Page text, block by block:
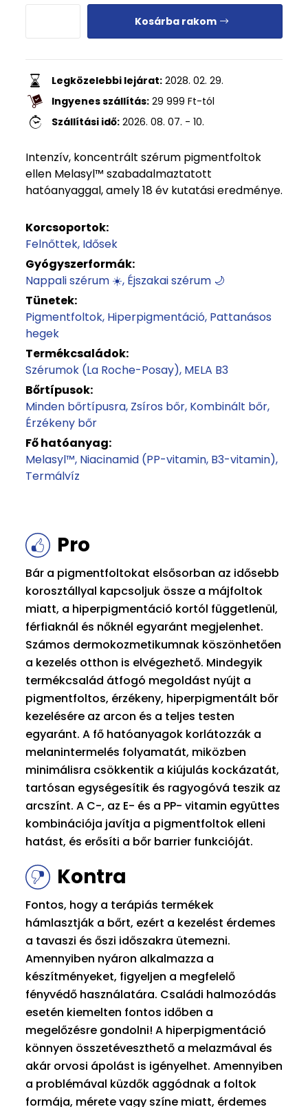
Kosárba rakom
Legközelebbi lejárat: 2028. 02. 29.
Ingyenes szállítás: 29 999 Ft-tól
Szállítási idő: 2026. 08. 07. - 10.
Intenzív, koncentrált szérum pigmentfoltok
ellen Melasyl™ szabadalmaztatott
hatóanyaggal, amely 18 év kutatási eredménye.
Korcsoportok:
Felnőttek Idősek
Gyógyszerformák:
Nappali szérum ☀️ Éjszakai szérum 🌙
Tünetek:
Pigmentfoltok Hiperpigmentáció Pattanásos
hegek
Termékcsaládok:
Szérumok (La Roche-Posay) MELA B3
Bőrtípusok:
Minden bőrtípusra Zsíros bőr Kombinált bőr
Érzékeny bőr
Fő hatóanyag:
Melasyl™ Niacinamid (PP-vitamin, B3-vitamin)
Termálvíz
Pro
Bár a pigmentfoltokat elsősorban az idősebb
korosztállyal kapcsoljuk össze a májfoltok
miatt, a hiperpigmentáció kortól függetlenül,
férfiaknál és nőknél egyaránt megjelenhet.
Számos dermokozmetikumnak köszönhetően
a kezelés otthon is elvégezhető. Mindegyik
termékcsalád átfogó megoldást nyújt a
pigmentfoltos, érzékeny, hiperpigmentált bőr
kezelésére az arcon és a teljes testen
egyaránt. A fő hatóanyagok korlátozzák a
melanintermelés folyamatát, miközben
minimálisra csökkentik a kiújulás kockázatát,
tartósan egységesítik és ragyogóvá teszik az
arcszínt. A C-, az E- és a PP- vitamin együttes
kombinációja javítja a pigmentfoltok elleni
hatást, és erősíti a bőr barrier funkcióját.
Kontra
Fontos, hogy a terápiás termékek
hámlasztják a bőrt, ezért a kezelést érdemes
a tavaszi és őszi időszakra ütemezni.
Amennyiben nyáron alkalmazza a
készítményeket, figyeljen a megfelelő
fényvédő használatára. Családi halmozódás
esetén kiemelten fontos időben a
megelőzésre gondolni! A hiperpigmentáció
könnyen összetéveszthető a melazmával és
akár orvosi ápolást is igényelhet. Amennyiben
a problémával küzdők aggódnak a foltok
formája, mérete vagy színe miatt, érdemes